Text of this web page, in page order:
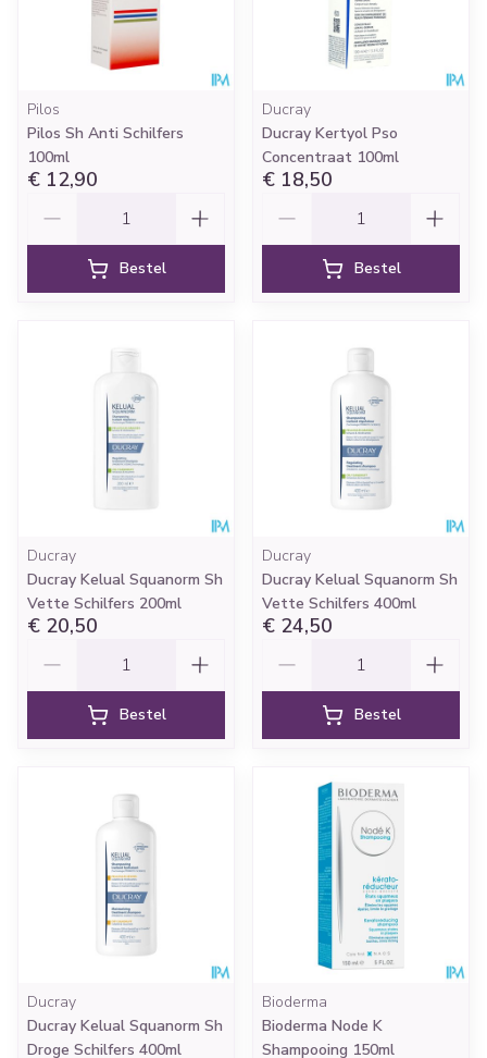
Pilos
Pilos Sh Anti Schilfers
100ml
€ 12,90
Bestel
Ducray
Ducray Kertyol Pso
Concentraat 100ml
€ 18,50
Bestel
Ducray
Ducray Kelual Squanorm Sh
Vette Schilfers 200ml
€ 20,50
Bestel
Ducray
Ducray Kelual Squanorm Sh
Vette Schilfers 400ml
€ 24,50
Bestel
Ducray
Ducray Kelual Squanorm Sh
Droge Schilfers 400ml
Bioderma
Bioderma Node K
Shampooing 150ml